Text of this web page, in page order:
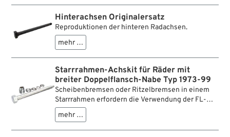
Hinterachsen Originalersatz
Reproduktionen der hinteren Radachsen.
mehr …
Starrrahmen-Achskit für Räder mit
breiter Doppelflansch-Nabe Typ 1973-99
Scheibenbremsen oder Ritzelbremsen in einem
Starrrahmen erfordern die Verwendung der FL-
Radnaben ab Baujahr 1973. Dieser Achskit macht
den Umbau zu einer einfachen Angelegenheit.
Kompletter Kit.
mehr …